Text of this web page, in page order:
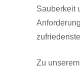
Sauberkeit
Zu